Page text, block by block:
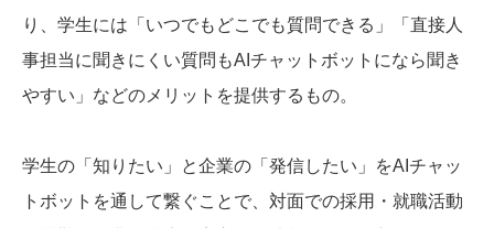
り、学生には「いつでもどこでも質問できる」「直接人
事担当に聞きにくい質問もAIチャットボットになら聞き
やすい」などのメリットを提供するもの。
学生の「知りたい」と企業の「発信したい」をAIチャッ
トボットを通して繋ぐことで、対面での採用・就職活動